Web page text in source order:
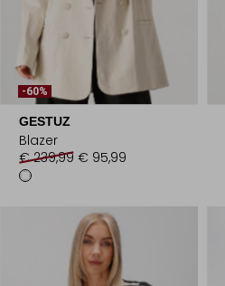
-60%
GESTUZ
Blazer
€ 239,99 € 95,99